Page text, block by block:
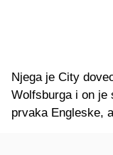
Njega je City
Wolfsburga i on je
prvaka Engleske,